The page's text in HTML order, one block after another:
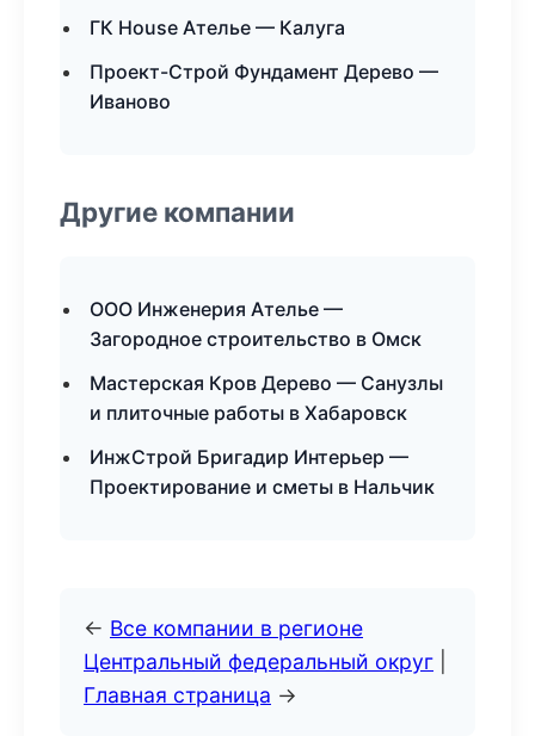
ГК House Ателье — Калуга
Проект-Строй Фундамент Дерево —
Иваново
Другие компании
ООО Инженерия Ателье —
Загородное строительство в Омск
Мастерская Кров Дерево — Санузлы
и плиточные работы в Хабаровск
ИнжСтрой Бригадир Интерьер —
Проектирование и сметы в Нальчик
← Все компании в регионе
Центральный федеральный округ
Главная страница →